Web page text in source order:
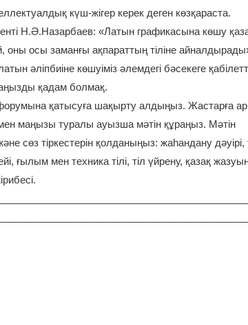
күш-жігер керек деген көзқараста.
Н.Ә.Назарбаев: «Латын графикасына көшу
оны осы заманғы ақпараттың тіліне
әліпбиіне көшуіміз әлемдегі бәсекеге
қадам болмақ.
қатысуға шақырту алдыңыз. Жастарға
мен маңызы туралы ауызша мәтін құраңыз. Мәтін
сөз тіркестерін қолданыңыз: жаһандану дәуірі,
ғылым мен техника тілі, тіл үйрену, қазақ